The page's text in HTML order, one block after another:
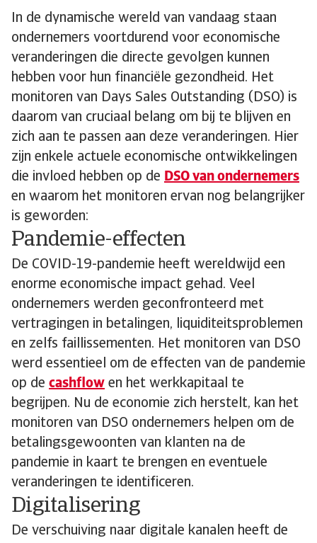
In de dynamische wereld van vandaag staan
ondernemers voortdurend voor economische
veranderingen die directe gevolgen kunnen
hebben voor hun financiële gezondheid. Het
monitoren van Days Sales Outstanding (DSO) is
daarom van cruciaal belang om bij te blijven en
zich aan te passen aan deze veranderingen. Hier
zijn enkele actuele economische ontwikkelingen
die invloed hebben op de DSO van ondernemers
en waarom het monitoren ervan nog belangrijker
is geworden:
Pandemie-effecten
De COVID-19-pandemie heeft wereldwijd een
enorme economische impact gehad. Veel
ondernemers werden geconfronteerd met
vertragingen in betalingen, liquiditeitsproblemen
en zelfs faillissementen. Het monitoren van DSO
werd essentieel om de effecten van de pandemie
op de cashflow en het werkkapitaal te
begrijpen. Nu de economie zich herstelt, kan het
monitoren van DSO ondernemers helpen om de
betalingsgewoonten van klanten na de
pandemie in kaart te brengen en eventuele
veranderingen te identificeren.
Digitalisering
De verschuiving naar digitale kanalen heeft de